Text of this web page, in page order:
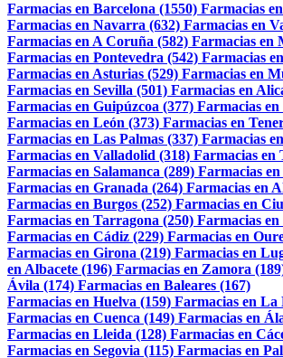
Farmacias en Barcelona (1550) Farmacias
Farmacias en Navarra (632) Farmacias en
Farmacias en A Coruña (582) Farmacias en
Farmacias en Pontevedra (542) Farmacias
Farmacias en Asturias (529) Farmacias en
Farmacias en Sevilla (501) Farmacias en
Farmacias en Guipúzcoa (377) Farmacias
Farmacias en León (373) Farmacias en
Farmacias en Las Palmas (337) Farmacias
Farmacias en Valladolid (318) Farmacias en
Farmacias en Salamanca (289) Farmacias
Farmacias en Granada (264) Farmacias en
Farmacias en Burgos (252) Farmacias en
Farmacias en Tarragona (250) Farmacias
Farmacias en Cádiz (229) Farmacias en
Farmacias en Girona (219) Farmacias en
en Albacete (196) Farmacias en Zamora
Ávila (174) Farmacias en Baleares (167)
Farmacias en Huelva (159) Farmacias en La
Farmacias en Cuenca (149) Farmacias en
Farmacias en Lleida (128) Farmacias en
Farmacias en Segovia (115) Farmacias en